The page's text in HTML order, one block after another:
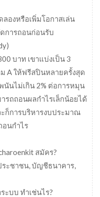
องหรือเพิ่มโอกาสเล่น
การถอนก่อนรับ
บาท เขาแบ่งเป็น 3
A ให้ฟรีสปินหลายครั้งสุด
นันไม่เกิน 2% ต่อการหมุน
รถถอนผลกำไรเล็กน้อยได้
ก็การบริหารงบประมาณ
อนกำไร
สมัคร?
ะชาชน, บัญชีธนาคาร,
ะบบ ทำเช่นไร?